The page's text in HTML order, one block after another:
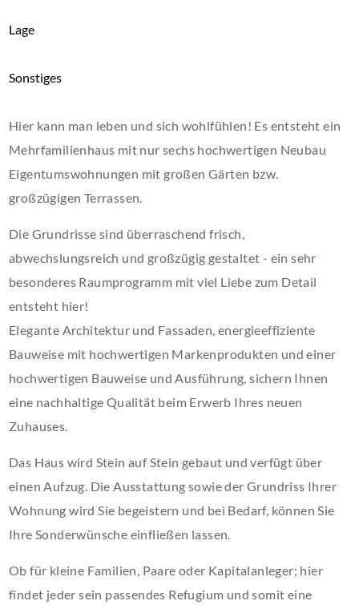
Lage
Sonstiges
Hier kann man leben und sich wohlfühlen! Es entsteht ein
Mehrfamilienhaus mit nur sechs hochwertigen Neubau
Eigentumswohnungen mit großen Gärten bzw.
großzügigen Terrassen.
Die Grundrisse sind überraschend frisch,
abwechslungsreich und großzügig gestaltet - ein sehr
besonderes Raumprogramm mit viel Liebe zum Detail
entsteht hier!
Elegante Architektur und Fassaden, energieeffiziente
Bauweise mit hochwertigen Markenprodukten und einer
hochwertigen Bauweise und Ausführung, sichern Ihnen
eine nachhaltige Qualität beim Erwerb Ihres neuen
Zuhauses.
Das Haus wird Stein auf Stein gebaut und verfügt über
einen Aufzug. Die Ausstattung sowie der Grundriss Ihrer
Wohnung wird Sie begeistern und bei Bedarf, können Sie
Ihre Sonderwünsche einfließen lassen.
Ob für kleine Familien, Paare oder Kapitalanleger; hier
findet jeder sein passendes Refugium und somit eine